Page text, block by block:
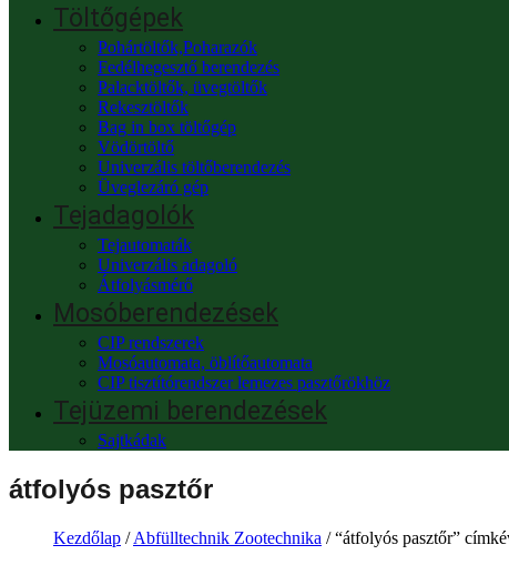
Töltőgépek
Pohártöltők,Poharazók
Fedélhegesztő berendezés
Palacktöltők, üvegtöltők
Rekesztöltők
Bag in box töltőgép
Vödörtöltő
Univerzális töltőberendezés
Üveglezáró gép
Tejadagolók
Tejautomaták
Univerzális adagoló
Átfolyásmérő
Mosóberendezések
CIP rendszerek
Mosóautomata, öblítőautomata
CIP tisztítórendszer lemezes pasztőrökhöz
Tejüzemi berendezések
Sajtkádak
átfolyós pasztőr
Kezdőlap /Abfülltechnik Zootechnika / “átfolyós pasztőr”